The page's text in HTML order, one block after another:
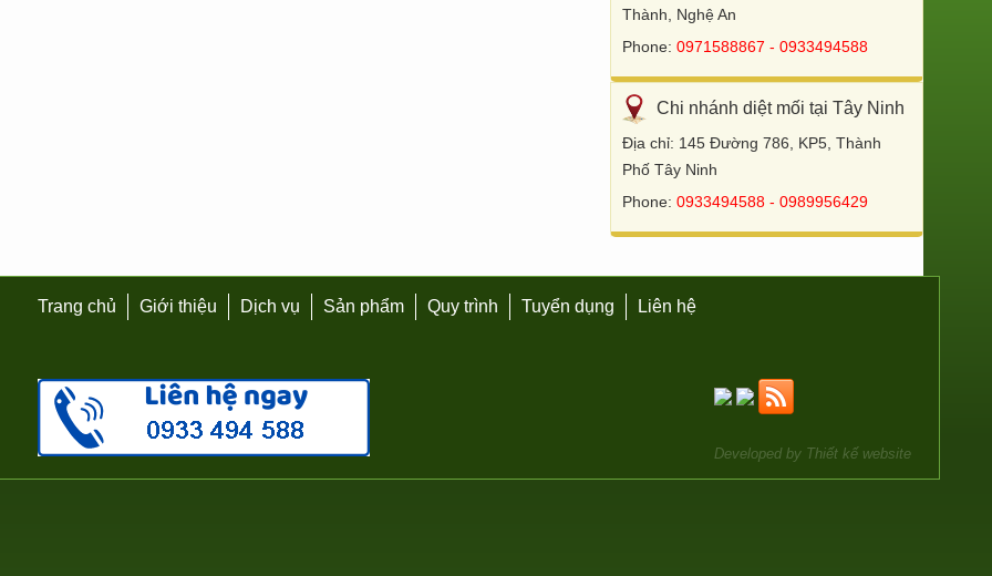
Thành, Nghệ An
Phone:0971588867 - 0933494588
Chi nhánh diệt mối tại Tây Ninh
Địa chỉ: 145 Đường 786, KP5, Thành
Phố Tây Ninh
Phone:0933494588 - 0989956429
Trang chủ Giới thiệu Dịch vụ Sản phẩm Quy trình Tuyển dụng Liên hệ
Developed by Thiết kế website